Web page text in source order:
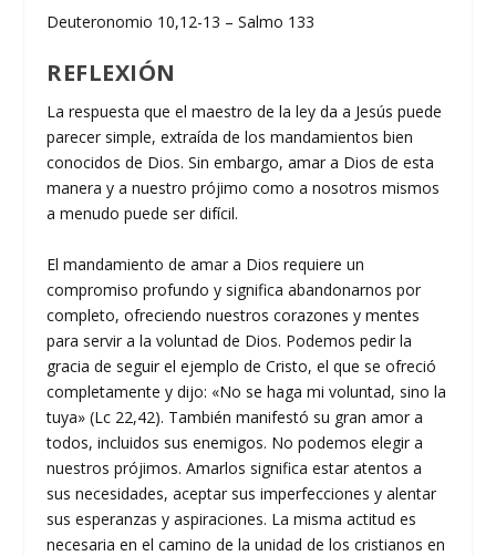
Deuteronomio 10,12-13 – Salmo 133
REFLEXIÓN
La respuesta que el maestro de la ley da a Jesús puede
parecer simple, extraída de los mandamientos bien
conocidos de Dios. Sin embargo, amar a Dios de esta
manera y a nuestro prójimo como a nosotros mismos
a menudo puede ser difícil.
El mandamiento de amar a Dios requiere un
compromiso profundo y significa abandonarnos por
completo, ofreciendo nuestros corazones y mentes
para servir a la voluntad de Dios. Podemos pedir la
gracia de seguir el ejemplo de Cristo, el que se ofreció
completamente y dijo: «No se haga mi voluntad, sino la
tuya» (Lc 22,42). También manifestó su gran amor a
todos, incluidos sus enemigos. No podemos elegir a
nuestros prójimos. Amarlos significa estar atentos a
sus necesidades, aceptar sus imperfecciones y alentar
sus esperanzas y aspiraciones. La misma actitud es
necesaria en el camino de la unidad de los cristianos en